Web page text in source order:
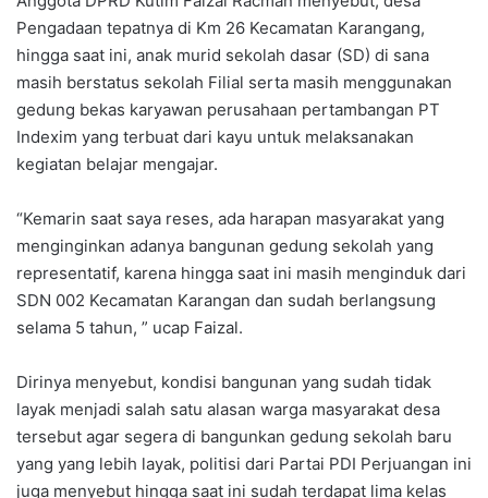
Pengadaan tepatnya di Km 26 Kecamatan Karangang,
hingga saat ini, anak murid sekolah dasar (SD) di sana
masih berstatus sekolah Filial serta masih menggunakan
gedung bekas karyawan perusahaan pertambangan PT
Indexim yang terbuat dari kayu untuk melaksanakan
kegiatan belajar mengajar.
“Kemarin saat saya reses, ada harapan masyarakat yang
menginginkan adanya bangunan gedung sekolah yang
representatif, karena hingga saat ini masih menginduk dari
SDN 002 Kecamatan Karangan dan sudah berlangsung
selama 5 tahun, ” ucap Faizal.
Dirinya menyebut, kondisi bangunan yang sudah tidak
layak menjadi salah satu alasan warga masyarakat desa
tersebut agar segera di bangunkan gedung sekolah baru
yang yang lebih layak, politisi dari Partai PDI Perjuangan ini
juga menyebut hingga saat ini sudah terdapat lima kelas